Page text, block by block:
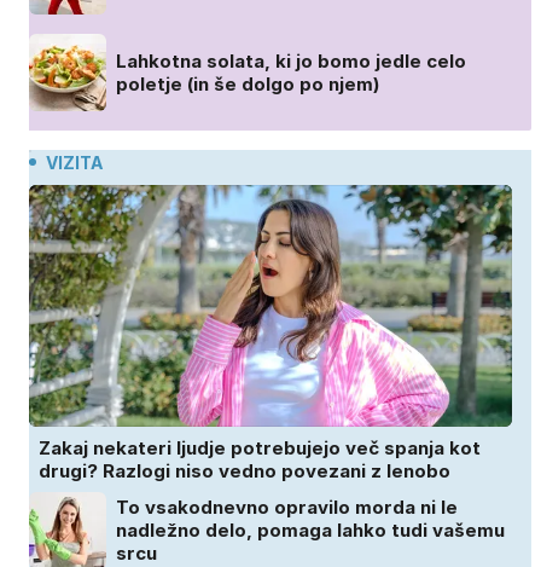
Lahkotna solata, ki jo bomo jedle celo
poletje (in še dolgo po njem)
VIZITA
Zakaj nekateri ljudje potrebujejo več spanja kot
drugi? Razlogi niso vedno povezani z lenobo
To vsakodnevno opravilo morda ni le
nadležno delo, pomaga lahko tudi vašemu
srcu